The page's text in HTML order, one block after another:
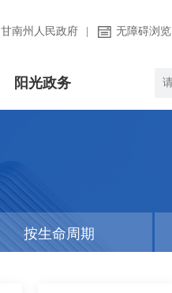
甘南州人民政府 无障碍浏览
阳光政务
按生命周期